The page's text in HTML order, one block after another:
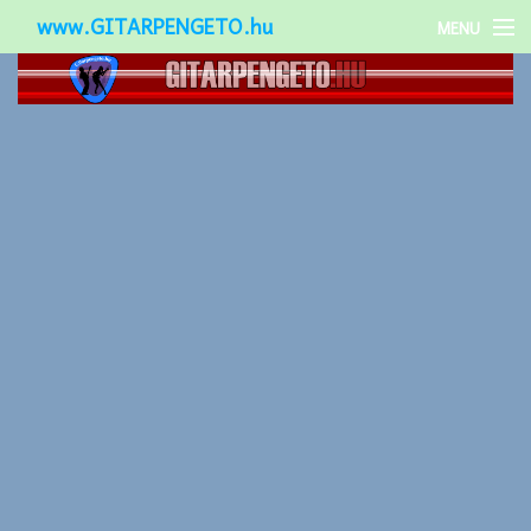
www.GITARPENGETO.hu MENU
Népszerű-